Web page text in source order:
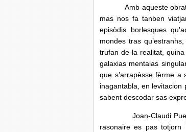
Amb aqueste obratge,
mas nos fa tanben
episòdis borlesques
mondes tras
trufan de la realitat,
galaxias mentalas
que s’arrapèsse fèrme a
inagantabla, en
sabent descodar sas
Joan-Claudi Puech
rasonaire es pas totjorn